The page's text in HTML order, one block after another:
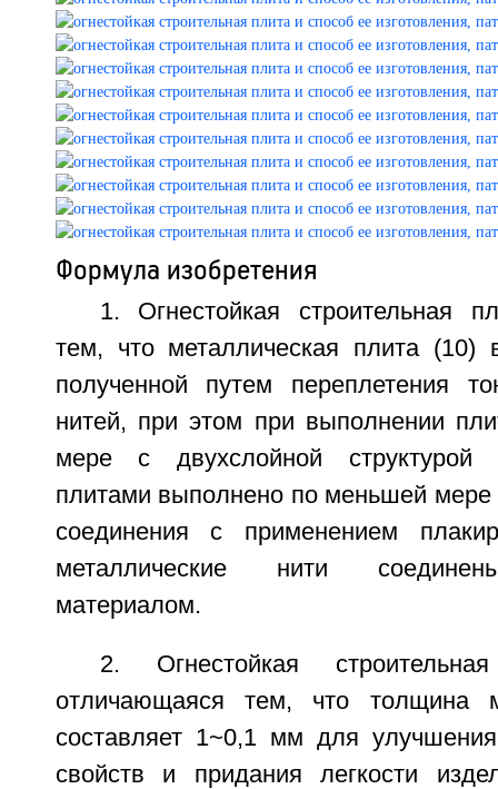
Формула изобретения
1. Огнестойкая строительная
тем, что металлическая плита (10)
полученной путем переплетения
нитей, при этом при выполнении
мере с двухслойной структурой
плитами выполнено по меньшей мере
соединения с применением
металлические нити
материалом.
2. Огнестойкая
отличающаяся тем, что толщина
составляет 1~0,1 мм для
свойств и придания легкости